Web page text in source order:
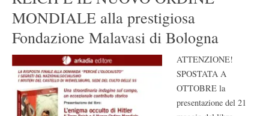
MONDIALE alla prestigiosa
Fondazione Malavasi di Bologna
ATTENZIONE!
SPOSTATA A
OTTOBRE la
presentazione del 21